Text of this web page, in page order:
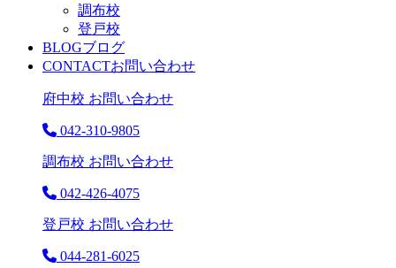
調布校
登戸校
BLOGブログ
CONTACTお問い合わせ
府中校 お問い合わせ
042-310-9805
調布校 お問い合わせ
042-426-4075
登戸校 お問い合わせ
044-281-6025